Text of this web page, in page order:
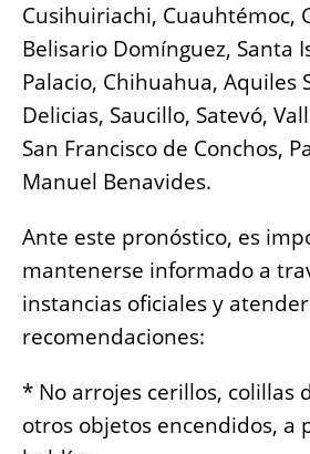
Cusihuiriachi, Cuauhtémoc,
Belisario Domínguez, Santa
Palacio, Chihuahua, Aquiles
Delicias, Saucillo, Satevó,
San Francisco de Conchos,
Manuel Benavides.
Ante este pronóstico, es
mantenerse informado a
instancias oficiales y
recomendaciones:
* No arrojes cerillos, colillas
otros objetos encendidos, a